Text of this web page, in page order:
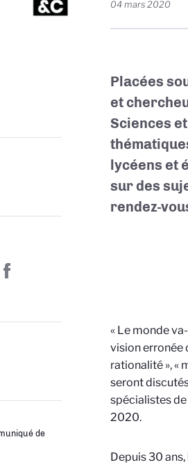
de
04 mars 2020
Placées
et
Sciences
lycéens et
sur des
rendez-
« Le monde
vision erronée
rationalité », «
seront
spécialistes de
2020.
Depuis 30